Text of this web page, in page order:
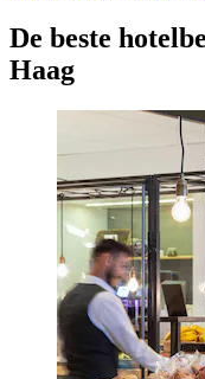
De beste
Haag